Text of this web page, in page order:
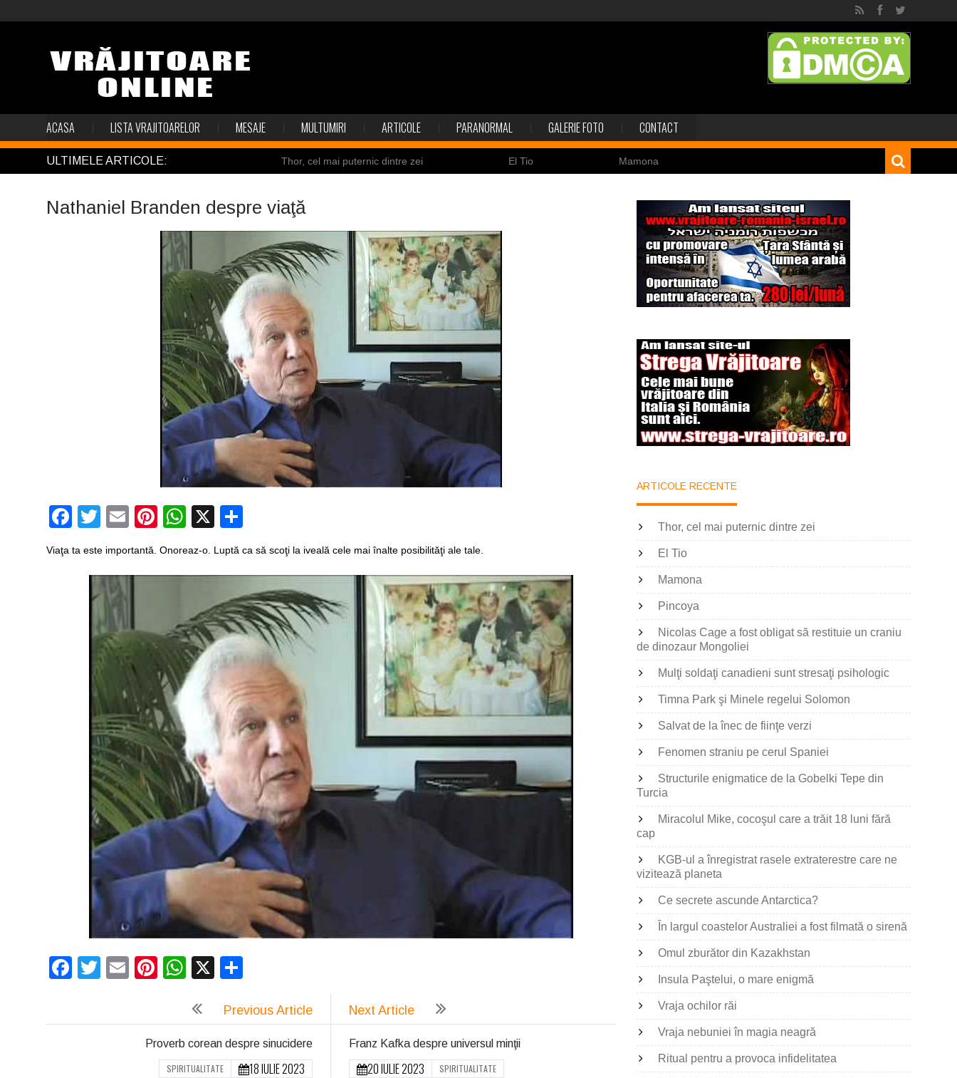
ACASA LISTA VRAJITOARELOR MESAJE MULTUMIRI ARTICOLE PARANORMAL GALERIE FOTO CONTACT
ULTIMELE ARTICOLE: Thor, cel mai puternic dintre zei El Tio Mamona
Mulţi soldaţi canadieni sunt stresaţi psihologic Timna Park şi Minele regelui Solomon
Salvat de la înec de fiinţe verzi Fenomen straniu pe cerul Spaniei
Structurile enigmatice de la Gobelki Tepe din Turcia
Nathaniel Branden despre viaţă
Facebook
Twitter
EmailPinterest
WhatsApp
X
Viaţa ta este importantă. Onoreaz-o. Luptă ca să scoţi la iveală cele mai înalte posibilităţi ale tale.
Facebook
Twitter
EmailPinterest
WhatsApp
X
Previous Article
Proverb corean despre sinucidere
18 IULIE 2023
SPIRITUALITATE
Next Article
Franz Kafka despre universul minţii
20 IULIE 2023 SPIRITUALITATE
ARTICOLE RECENTE
Thor, cel mai puternic dintre zei
El Tio
Mamona
Pincoya
Nicolas Cage a fost obligat să restituie un craniu
de dinozaur Mongoliei
Mulţi soldaţi canadieni sunt stresaţi psihologic
Timna Park şi Minele regelui Solomon
Salvat de la înec de fiinţe verzi
Fenomen straniu pe cerul Spaniei
Structurile enigmatice de la Gobelki Tepe din
Turcia
Miracolul Mike, cocoşul care a trăit 18 luni fără
cap
KGB-ul a înregistrat rasele extraterestre care ne
vizitează planeta
Ce secrete ascunde Antarctica?
În largul coastelor Australiei a fost filmată o sirenă
Omul zburător din Kazakhstan
Insula Paştelui, o mare enigmă
Vraja ochilor răi
Vraja nebuniei în magia neagră
Ritual pentru a provoca infidelitatea